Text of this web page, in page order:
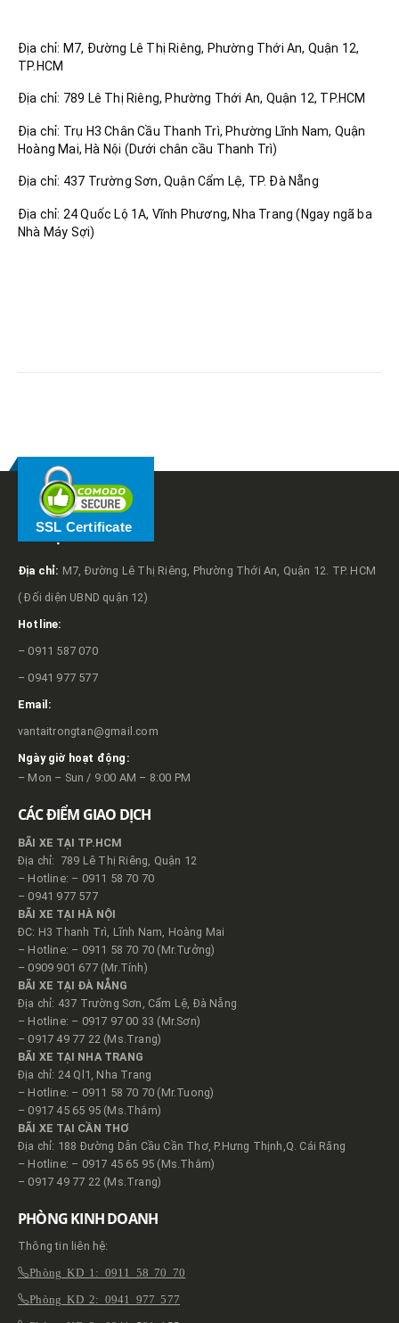
Địa chỉ: M7, Đường Lê Thị Riêng, Phường Thới An, Quận 12,
TP.HCM
Địa chỉ: 789 Lê Thị Riêng, Phường Thới An, Quận 12, TP.HCM
Địa chỉ: Trụ H3 Chân Cầu Thanh Trì, Phường Lĩnh Nam, Quận
Hoàng Mai, Hà Nội (Dưới chân cầu Thanh Trì)
Địa chỉ: 437 Trường Sơn, Quận Cẩm Lệ, TP. Đà Nẵng
Địa chỉ: 24 Quốc Lộ 1A, Vĩnh Phương, Nha Trang (Ngay ngã ba
Nhà Máy Sợi)
SSL Certificate
VỀ TRỌNG TẤN
Địa chỉ: M7, Đường Lê Thị Riêng, Phường Thới An, Quận 12. TP. HCM
( Đối diện UBND quận 12)
Hotline:
– 0911 587 070
– 0941 977 577
Email:
vantaitrongtan@gmail.com
Ngày giờ hoạt động:
– Mon – Sun / 9:00 AM – 8:00 PM
CÁC ĐIỂM GIAO DỊCH
BÃI XE TẠI TP.HCM
Địa chỉ: 789 Lê Thị Riêng, Quận 12
– Hotline: – 0911 58 70 70
– 0941 977 577
BÃI XE TẠI HÀ NỘI
ĐC: H3 Thanh Trì, Lĩnh Nam, Hoàng Mai
– Hotline: – 0911 58 70 70 (Mr.Tưởng)
– 0909 901 677 (Mr.Tính)
BÃI XE TẠI ĐÀ NẴNG
Địa chỉ: 437 Trường Sơn, Cẩm Lệ, Đà Nẵng
– Hotline: – 0917 97 00 33 (Mr.Sơn)
– 0917 49 77 22 (Ms.Trang)
BÃI XE TẠI NHA TRANG
Địa chỉ: 24 Ql1, Nha Trang
– Hotline: – 0911 58 70 70 (Mr.Tuong)
– 0917 45 65 95 (Ms.Thắm)
BÃI XE TẠI CẦN THƠ
Địa chỉ: 188 Đường Dẫn Cầu Cần Thơ, P.Hưng Thịnh,Q. Cái Răng
– Hotline: – 0917 45 65 95 (Ms.Thắm)
– 0917 49 77 22 (Ms.Trang)
PHÒNG KINH DOANH
Thông tin liên hệ:
Phòng KD 1: 0911 58 70 70
Phòng KD 2: 0941 977 577